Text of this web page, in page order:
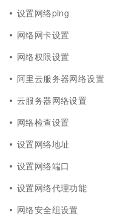
设置网络ping
网络网卡设置
网络权限设置
阿里云服务器网络设置
云服务器网络设置
网络检查设置
设置网络地址
设置网络端口
设置网络代理功能
网络安全组设置